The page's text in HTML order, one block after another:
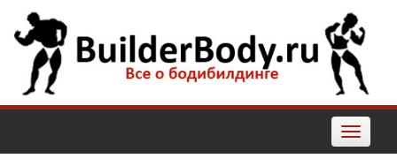
Наверх
Toggle